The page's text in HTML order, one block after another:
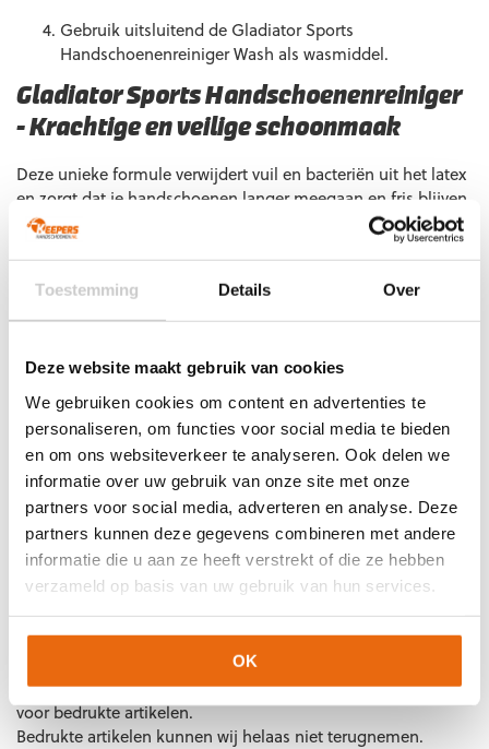
Toestemming Details Over
Deze website maakt gebruik van cookies
We gebruiken cookies om content en advertenties te
personaliseren, om functies voor social media te bieden
en om ons websiteverkeer te analyseren. Ook delen we
informatie over uw gebruik van onze site met onze
partners voor social media, adverteren en analyse. Deze
partners kunnen deze gegevens combineren met andere
informatie die u aan ze heeft verstrekt of die ze hebben
verzameld op basis van uw gebruik van hun services.
OK
Oorspronkelijke
prijs
€35,40.
€29,95Huidige
prijs
is:
€29,95.
34 op voorraad
Let op!Houd rekening met 1-2 werkdagen extra levertijd
voor bedrukte artikelen.
Bedrukte artikelen kunnen wij helaas niet terugnemen.
Gebruik uitsluitend de Gladiator Sports
Handschoenenreiniger Wash als wasmiddel.
Gladiator Sports Handschoenenreiniger
– Krachtige en veilige schoonmaak
Deze unieke formule verwijdert vuil en bacteriën uit het latex
en zorgt dat je handschoenen langer meegaan en fris blijven.
Ideaal voor gebruik na elke training of wedstrijd.
Gebruiksaanwijzing:
Spray 4–6 keer op de palm van elke handschoen direct
na het spelen.
Wrijf de spray goed in terwijl je de handschoenen
draagt.
Spoel onder warm stromend water en blijf de palmen
tegen elkaar wrijven.
Herhaal bij zware vervuiling.
Laat de handschoenen daarna natuurlijk drogen, uit
direct zonlicht.